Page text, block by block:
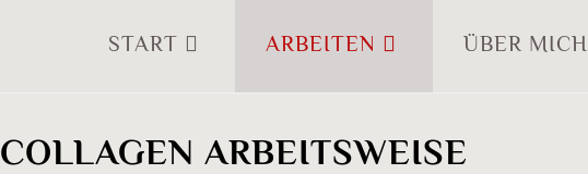
START ARBEITEN ÜBER MICH
COLLAGEN ARBEITSWEISE